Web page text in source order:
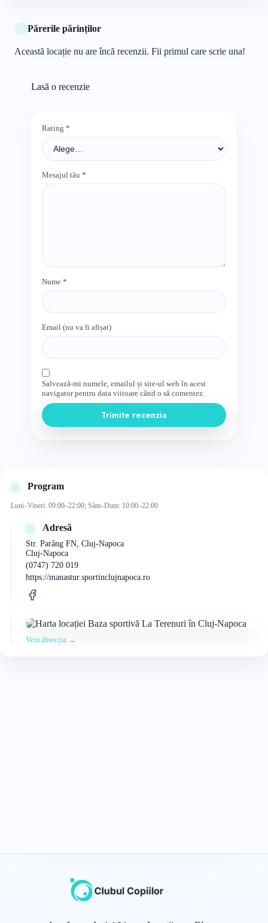
Părerile părinților
Această locație nu are încă recenzii. Fii primul care scrie una!
Lasă o recenzie
Rating *
Mesajul tău *
Nume *
Email (nu va fi afișat)
Salvează-mi numele, emailul și site-ul web în acest
navigator pentru data viitoare când o să comentez.
Trimite recenzia
Program
Luni–Vineri: 09:00–22:00; Sâm–Dum: 10:00–22:00
Adresă
Str. Parâng FN, Cluj-Napoca
Cluj-Napoca
(0747) 720 019
https://manastur.sportinclujnapoca.ro
Vezi direcția →